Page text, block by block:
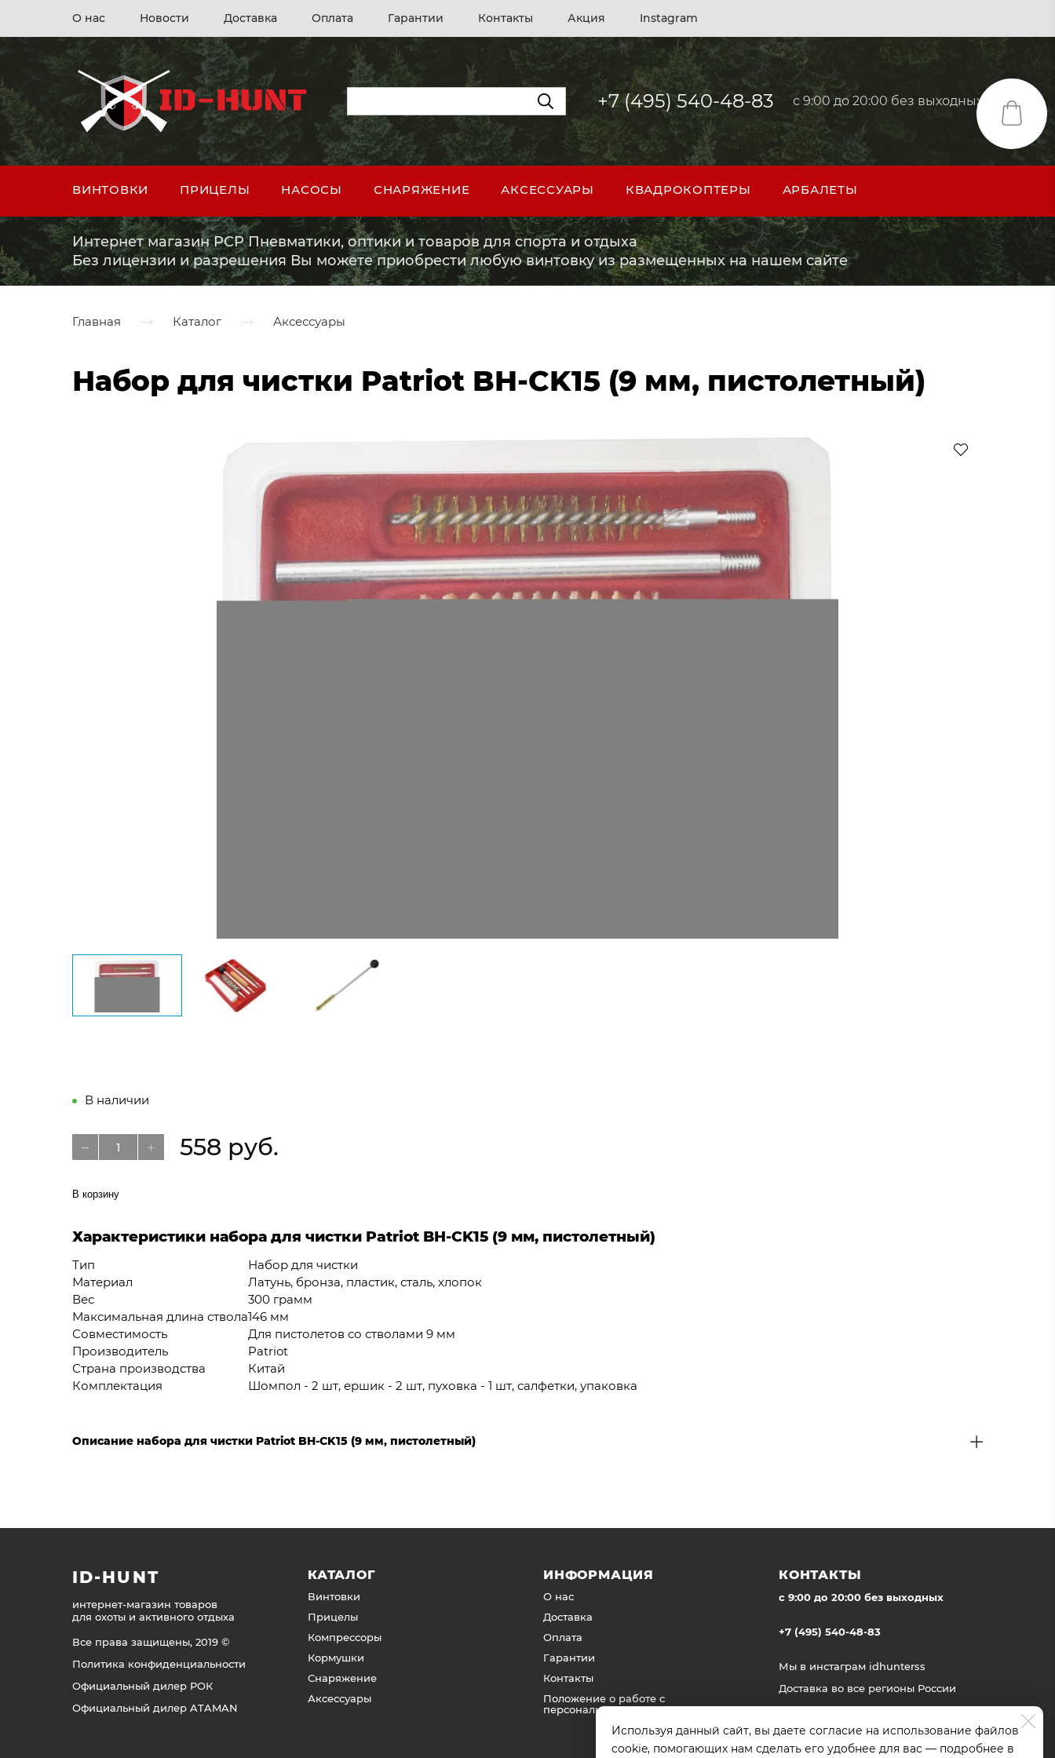
О нас Новости Доставка Оплата Гарантии Контакты Акция Instagram
+7 (495) 540-48-83 с 9:00 до 20:00 без выходных
ВИНТОВКИ ПРИЦЕЛЫ НАСОСЫ СНАРЯЖЕНИЕ АКСЕССУАРЫ КВАДРОКОПТЕРЫ АРБАЛЕТЫ
Интернет магазин PCP Пневматики, оптики и товаров для спорта и отдыха
Без лицензии и разрешения Вы можете приобрести любую винтовку из размещенных на нашем сайте
Главная Каталог Аксессуары
Набор для чистки Patriot BH-CK15 (9 мм, пистолетный)
В наличии
558 руб.
В корзину
Характеристики набора для чистки Patriot BH-CK15 (9 мм, пистолетный)
Тип
Набор для чистки
Материал
Латунь, бронза, пластик, сталь, хлопок
Вес
300 грамм
Максимальная длина ствола146 мм
Совместимость
Для пистолетов со стволами 9 мм
Производитель
Patriot
Страна производства
Китай
Комплектация
Шомпол - 2 шт, ершик - 2 шт, пуховка - 1 шт, салфетки, упаковка
Описание набора для чистки Patriot BH-CK15 (9 мм, пистолетный)
Используя данный сайт, вы даете согласие на использование файлов
cookie, помогающих нам сделать его удобнее для вас — подробнее в
ID-HUNT
интернет-магазин товаров
для охоты и активного отдыха
Все права защищены, 2019 ©
Политика конфиденциальности
Официальный дилер РОК
Официальный дилер ATAMAN
КАТАЛОГ
Винтовки
Прицелы
Компрессоры
Кормушки
Снаряжение
Аксессуары
ИНФОРМАЦИЯ
О нас
Доставка
Оплата
Гарантии
Контакты
Положение о работе с
персональными данными
КОНТАКТЫ
c 9:00 до 20:00 без выходных
+7 (495) 540-48-83
Мы в инстаграм idhunterss
Доставка во все регионы России